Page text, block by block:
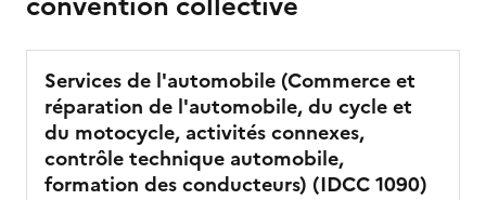
Services de l'automobile (Commerce et
réparation de l'automobile, du cycle et
du motocycle, activités connexes,
contrôle technique automobile,
formation des conducteurs) (IDCC1090)